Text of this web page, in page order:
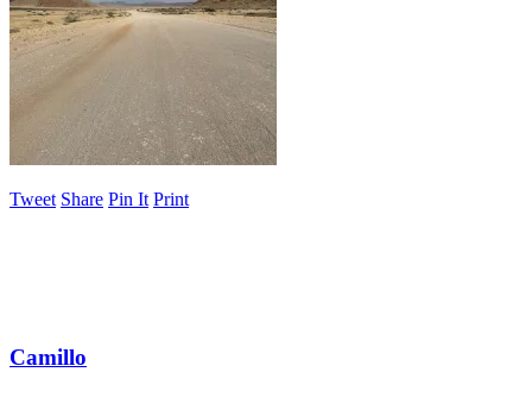
Tweet Share Pin It Print
Camillo